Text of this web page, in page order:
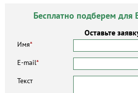
Бесплатно подберем для
Оставьте
Имя*
E-mail*
Текст